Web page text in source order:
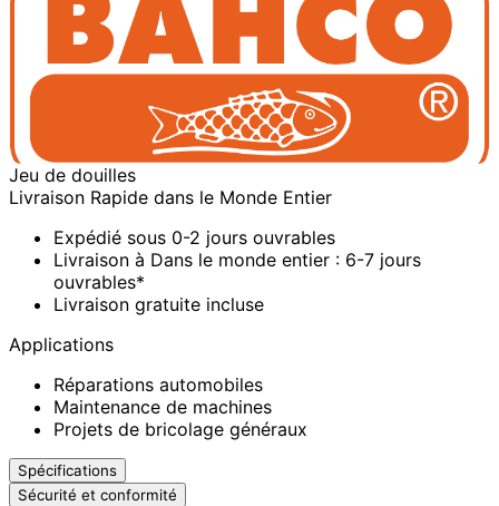
Jeu de douilles
Livraison Rapide dans le Monde Entier
Expédié sous 0-2 jours ouvrables
Livraison à Dans le monde entier : 6-7 jours
ouvrables*
Livraison gratuite incluse
Applications
Réparations automobiles
Maintenance de machines
Projets de bricolage généraux
Spécifications
Sécurité et conformité